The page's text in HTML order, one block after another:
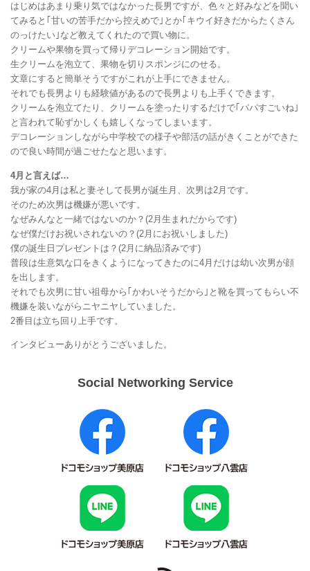
はじめはあまり乗り気ではなかった長男ですが、色々と好みなどを聞い
てみると｢甘いの苦手だから控えめで｣とか｢キウイ好きだからたくさん
のっけたい｣など教えてくれたので買い物に。
クリームや果物を買って帰りデコレーション開始です。
生クリームを泡立て、果物を切りスポンジにのせる。
文章にすると簡単そうですがこれが上手にできません。
それでも長男よりも経験値があるので長男よりも上手くできます。
クリームを泡立てたり、クリームを塗ったりするだけで｢パパすごいね｣
と言われて恥ずかしくも嬉しくなってしまいます。
デコレーションしながら中学校での様子や部活の話がきくことができた
ので良い時間が過ごせたなと思います。
4月と言えば…
我が家の4月は私と妻そして長男が誕生月、次男は2月です。
そのため次男は機嫌が悪いです。
なぜみんなと一緒ではないのか？(2月生まれだからです)
なぜ僕だけお祝いされないの？(2月にお祝いしました)
僕の誕生日プレゼントは？(2月に納品済みです)
普段は生意気な口をきくようになってきたのに4月だけは幼い次男が顔
を出します。
それでも次男に甘い祖母から｢かわいそうだから｣と靴を買ってもらい不
機嫌を装いながらニヤニヤしていました。
2番目は立ち回り上手です。
インタビューありがとうございました。
Social Networking Service